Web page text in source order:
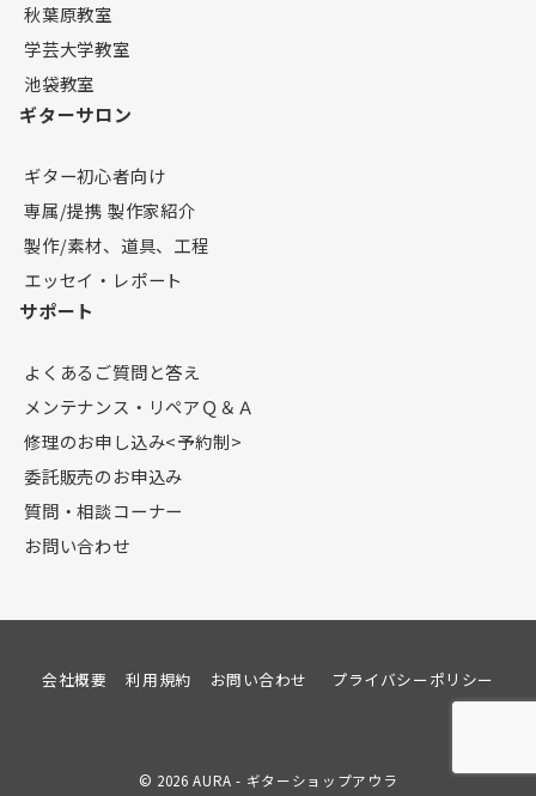
秋葉原教室
学芸大学教室
池袋教室
ギターサロン
ギター初心者向け
専属/提携 製作家紹介
製作/素材、道具、工程
エッセイ・レポート
サポート
よくあるご質問と答え
メンテナンス・リペアＱ＆Ａ
修理のお申し込み<予約制>
委託販売のお申込み
質問・相談コーナー
お問い合わせ
会社概要 利用規約 お問い合わせ プライバシーポリシー
© 2026AURA - ギターショップアウラ